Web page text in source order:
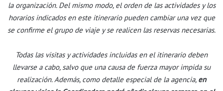
la organización. Del mismo modo, el orden de las actividades y los
horarios indicados en este itinerario pueden cambiar una vez que
se confirme el grupo de viaje y se realicen las reservas necesarias.
Todas las visitas y actividades incluidas en el itinerario deben
llevarse a cabo, salvo que una causa de fuerza mayor impida su
realización. Además, como detalle especial de la agencia, en